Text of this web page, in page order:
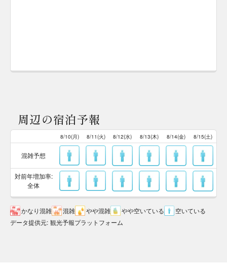
周辺の宿泊予報
8/10(月) 8/11(火) 8/12(水) 8/13(木) 8/14(金) 8/15(土)
混雑予想
対前年増加率:
全体
かなり混雑 混雑 やや混雑 やや空いている
空いている
データ提供元: 観光予報プラットフォーム